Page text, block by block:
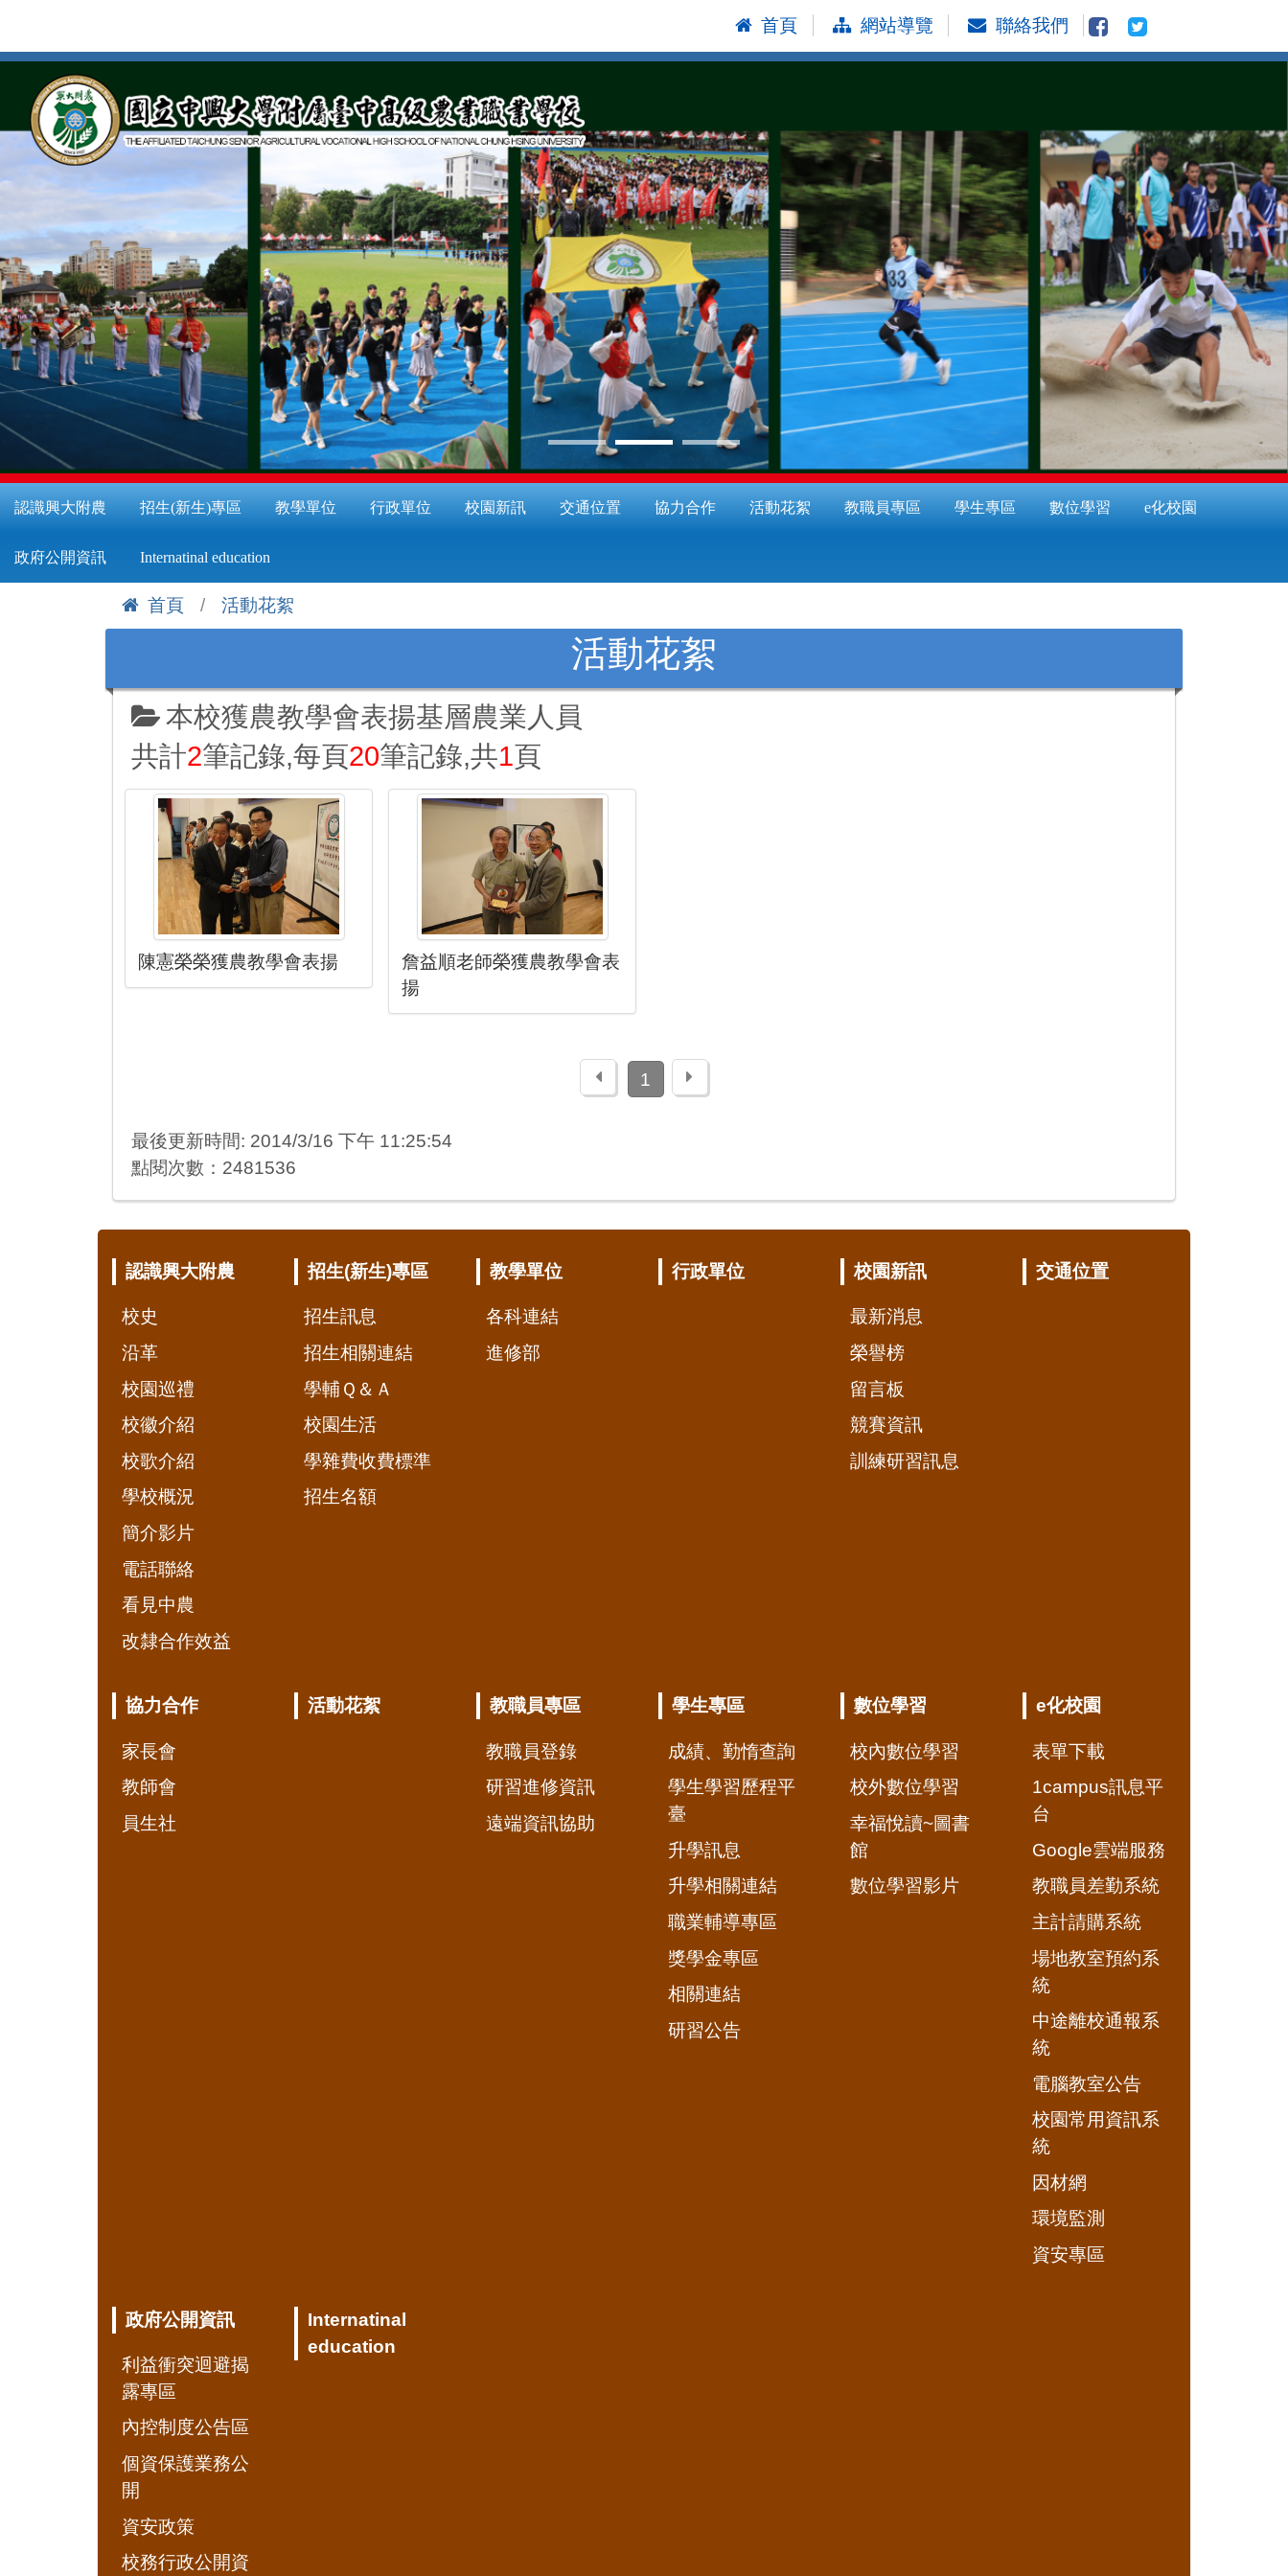
到
首頁 網站導覽 聯絡我們
認識興大附農 招生(新生)專區 教學單位 行政單位 校園新訊 交通位置 協力合作 活動花絮 教職員專區 學生專區 數位學習 e化校園
政府公開資訊 Internatinal education
首頁
活動花絮
活動花絮
本校獲農教學會表揚基層農業人員
共計2筆記錄,每頁20筆記錄,共1頁
陳憲榮榮獲農教學會表揚
詹益順老師榮獲農教學會表
揚
上一頁1 下一頁
最後更新時間: 2014/3/16 下午 11:25:54
點閱次數：2481536
認識興大附農
校史
沿革
校園巡禮
校徽介紹
校歌介紹
學校概況
簡介影片
電話聯絡
看見中農
改隸合作效益
招生(新生)專區
招生訊息
招生相關連結
學輔Ｑ＆Ａ
校園生活
學雜費收費標準
招生名額
教學單位
各科連結
進修部
行政單位 校園新訊
最新消息
榮譽榜
留言板
競賽資訊
訓練研習訊息
交通位置
協力合作
家長會
教師會
員生社
活動花絮 教職員專區
教職員登錄
研習進修資訊
遠端資訊協助
學生專區
成績、勤惰查詢
學生學習歷程平
臺
升學訊息
升學相關連結
職業輔導專區
獎學金專區
相關連結
研習公告
數位學習
校內數位學習
校外數位學習
幸福悅讀~圖書
館
數位學習影片
e化校園
表單下載
1campus訊息平
台
Google雲端服務
教職員差勤系統
主計請購系統
場地教室預約系
統
中途離校通報系
統
電腦教室公告
校園常用資訊系
統
因材網
環境監測
資安專區
政府公開資訊
利益衝突迴避揭
露專區
內控制度公告區
個資保護業務公
開
資安政策
校務行政公開資
Internatinal
education